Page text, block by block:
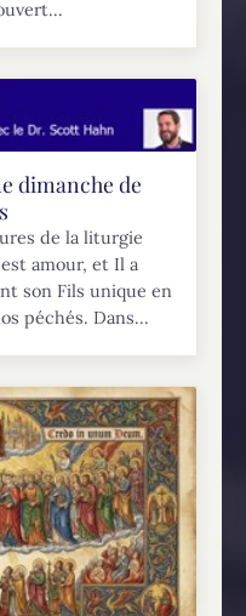
dimanche de
de la liturgie
amour, et Il a
son Fils unique en
péchés. Dans...